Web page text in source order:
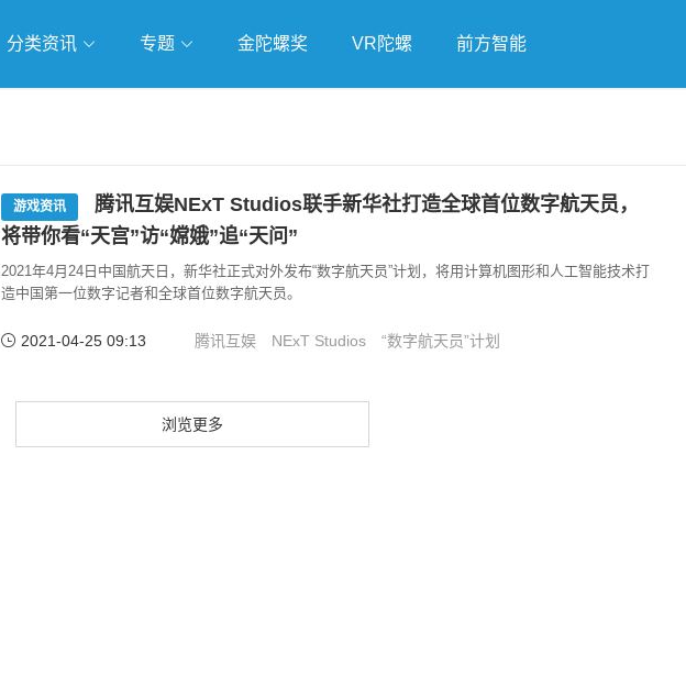
分类资讯 专题 金陀螺奖 VR陀螺 前方智能
游戏资讯
腾讯互娱NExT Studios联手新华社打造全球首位数字航天员，
将带你看“天宫”访“嫦娥”追“天问”
2021年4月24日中国航天日，新华社正式对外发布“数字航天员”计划，将用计算机图形和人工智能技术打
造中国第一位数字记者和全球首位数字航天员。
2021-04-25 09:13 腾讯互娱 NExT Studios “数字航天员”计划
浏览更多